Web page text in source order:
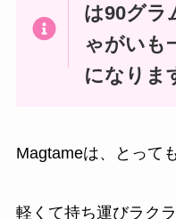
は90グラ
ゃがいも
になりま
Magtameは、とって
軽くて持ち運びラク